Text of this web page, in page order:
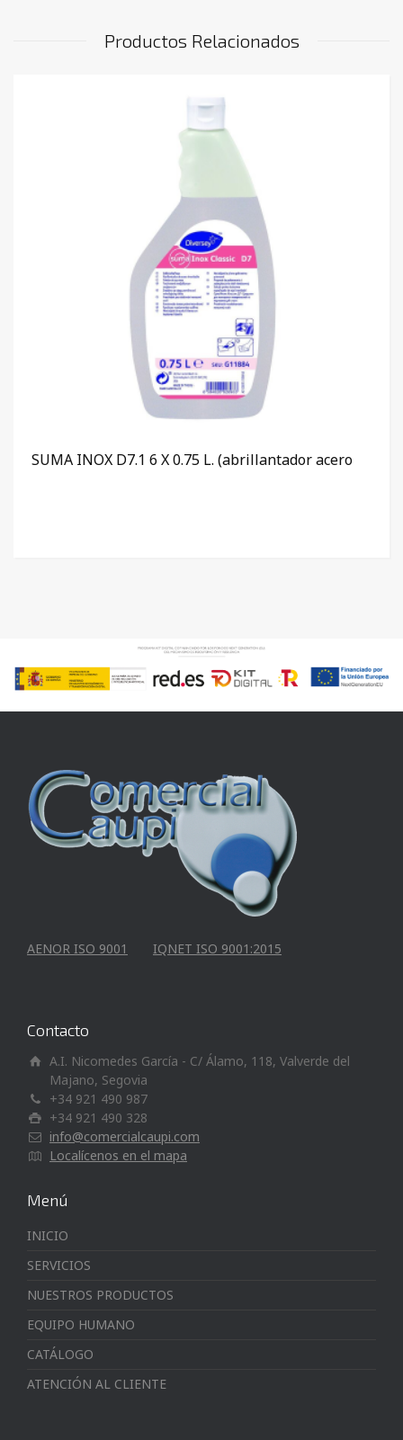
Productos Relacionados
SUMA INOX D7.1 6 X 0.75 L. (abrillantador acero
AENOR ISO 9001 IQNET ISO 9001:2015
Contacto
A.I. Nicomedes García - C/ Álamo, 118, Valverde del
Majano, Segovia
+34 921 490 987
+34 921 490 328
info@comercialcaupi.com
Localícenos en el mapa
Menú
INICIO
SERVICIOS
NUESTROS PRODUCTOS
EQUIPO HUMANO
CATÁLOGO
ATENCIÓN AL CLIENTE